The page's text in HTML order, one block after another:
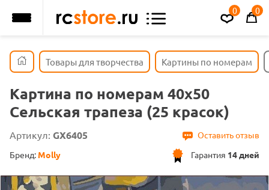
0 0
Товары для творчества Картины по номерам
Картина по номерам 40х50
Сельская трапеза (25 красок)
Артикул: GX6405
Оставить отзыв
Гарантия 14 дней
Бренд: Molly